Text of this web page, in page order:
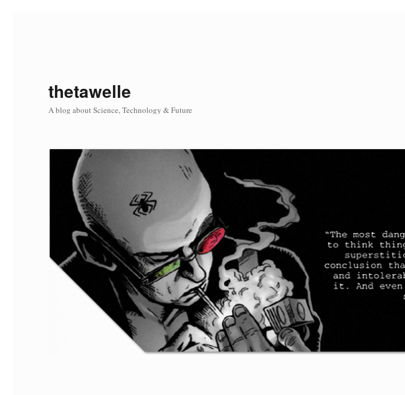
thetawelle
A blog about Science, Technology & Future